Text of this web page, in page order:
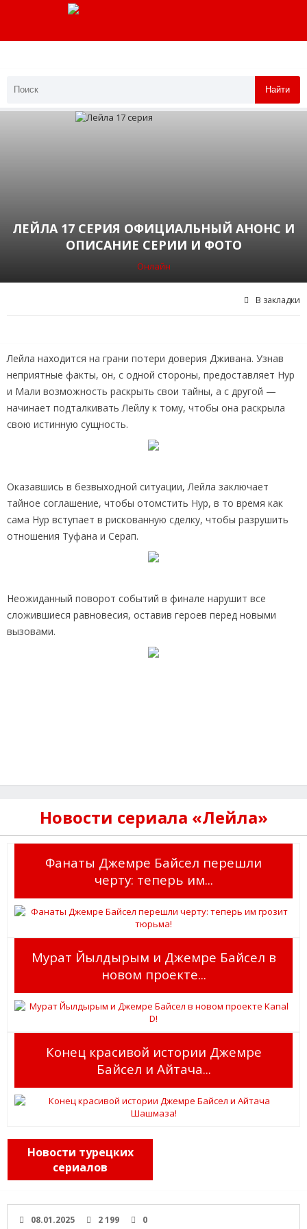
Найти
ЛЕЙЛА 17 СЕРИЯ ОФИЦИАЛЬНЫЙ АНОНС И
ОПИСАНИЕ СЕРИИ И ФОТО
Онлайн
В закладки
Лейла находится на грани потери доверия Дживана. Узнав
неприятные факты, он, с одной стороны, предоставляет Нур
и Мали возможность раскрыть свои тайны, а с другой —
начинает подталкивать Лейлу к тому, чтобы она раскрыла
свою истинную сущность.
Оказавшись в безвыходной ситуации, Лейла заключает
тайное соглашение, чтобы отомстить Нур, в то время как
сама Нур вступает в рискованную сделку, чтобы разрушить
отношения Туфана и Серап.
Неожиданный поворот событий в финале нарушит все
сложившиеся равновесия, оставив героев перед новыми
вызовами.
Новости сериала «Лейла»
Фанаты Джемре Байсел перешли
черту: теперь им...
Мурат Йылдырым и Джемре Байсел в
новом проекте...
Конец красивой истории Джемре
Байсел и Айтача...
Новости турецких
сериалов
08.01.2025 2 199 0